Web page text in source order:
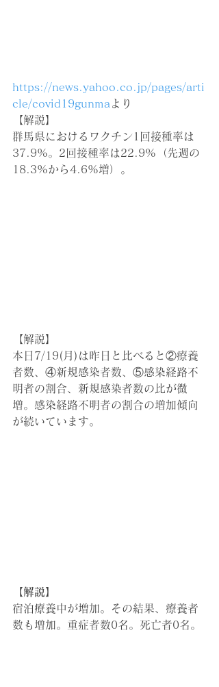
https://news.yahoo.co.jp/pages/arti
cle/covid19gunma より
【解説】
群馬県におけるワクチン1回接種率は
37.9%。 2回接種率は22.9%（先週の
18.3%から4.6%増）。
【解説】
本日7/19(月)は昨日と比べると②療養
者数、④新規感染者数、⑤感染経路不
明者の割合、新規感染者数の比が微
増。感染経路不明者の割合の増加傾向
が続いています。
【解説】
宿泊療養中が増加。その結果、 療養者
数も増加。重症者数0名。死亡者0名。